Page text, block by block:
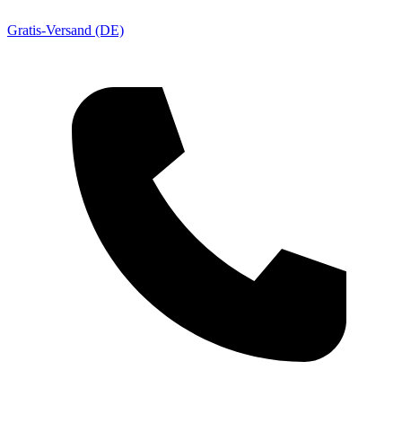
Gratis-Versand (DE)